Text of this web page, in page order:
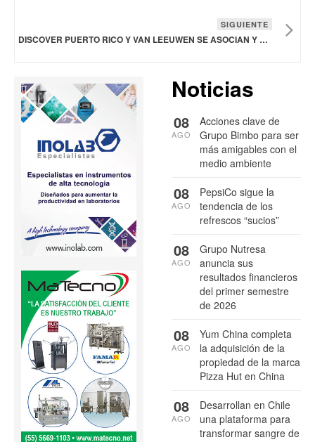
SIGUIENTE
DISCOVER PUERTO RICO Y VAN LEEUWEN SE ASOCIAN Y LANZAN SABOR DE EDICIÓN LIMITADA
Noticias
Acciones clave de
Grupo Bimbo para ser
más amigables con el
medio ambiente
08
AGO
PepsiCo sigue la
tendencia de los
refrescos “sucios”
08
AGO
Grupo Nutresa
anuncia sus
resultados financieros
del primer semestre
de 2026
08
AGO
Yum China completa
la adquisición de la
propiedad de la marca
Pizza Hut en China
08
AGO
Desarrollan en Chile
una plataforma para
transformar sangre de
08
AGO